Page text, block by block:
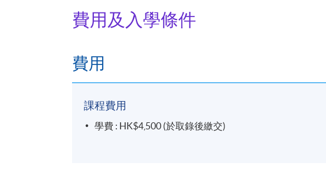
費用及入學條件
費用
課程費用
學費 : HK$4,500 (於取錄後繳交)